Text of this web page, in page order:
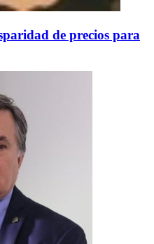
de precios para